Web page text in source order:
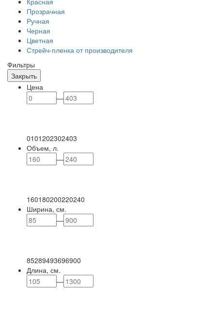
Прозрачная
Ручная
Черная
Цветная
Стрейч-пленка от производителя
Фильтры
Закрыть
Цена
—
0101202302403
Объем, л.
—
160180200220240
Ширина, см.
—
85289493696900
Длина, см.
—